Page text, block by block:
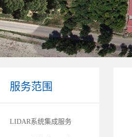
服务范围
LIDAR系统集成服务